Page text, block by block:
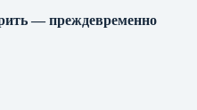
— преждевременно